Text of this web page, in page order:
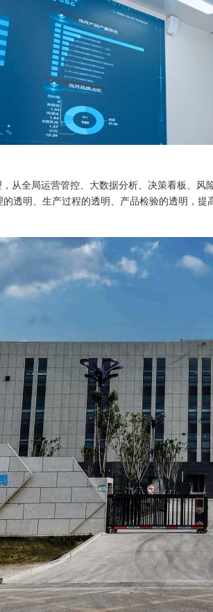
全局运营管控、大数据分析、决策看板、风
透明、生产过程的透明、产品检验的透明，提